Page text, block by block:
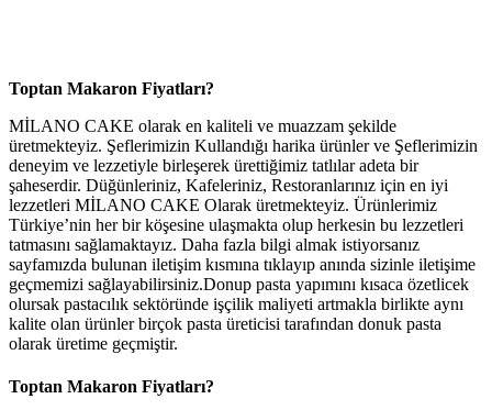
Toptan Makaron Fiyatları?
MİLANO CAKE olarak en kaliteli ve muazzam şekilde
üretmekteyiz. Şeflerimizin Kullandığı harika ürünler ve Şeflerimizin
deneyim ve lezzetiyle birleşerek ürettiğimiz tatlılar adeta bir
şaheserdir. Düğünleriniz, Kafeleriniz, Restoranlarınız için en iyi
lezzetleri MİLANO CAKE Olarak üretmekteyiz. Ürünlerimiz
Türkiye’nin her bir köşesine ulaşmakta olup herkesin bu lezzetleri
tatmasını sağlamaktayız. Daha fazla bilgi almak istiyorsanız
sayfamızda bulunan iletişim kısmına tıklayıp anında sizinle iletişime
geçmemizi sağlayabilirsiniz.Donup pasta yapımını kısaca özetlicek
olursak pastacılık sektöründe işçilik maliyeti artmakla birlikte aynı
kalite olan ürünler birçok pasta üreticisi tarafından donuk pasta
olarak üretime geçmiştir.
Toptan Makaron Fiyatları?